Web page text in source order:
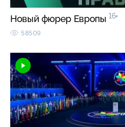
Новый фюрер Европы 16+
58509